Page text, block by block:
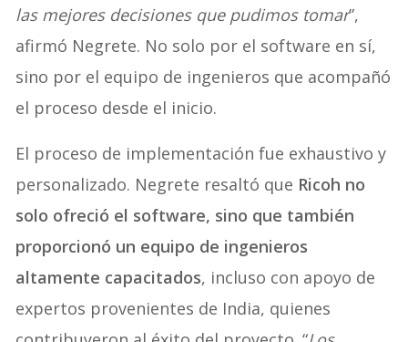
las mejores decisiones que pudimos tomar”,
afirmó Negrete. No solo por el software en sí,
sino por el equipo de ingenieros que acompañó
el proceso desde el inicio.
El proceso de implementación fue exhaustivo y
personalizado. Negrete resaltó que Ricoh no
solo ofreció el software, sino que también
proporcionó un equipo de ingenieros
altamente capacitados, incluso con apoyo de
expertos provenientes de India, quienes